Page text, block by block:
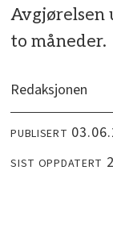
Avgjørelsen
to måneder.
Redaksjonen
PUBLISERT
SIST OPPDATERT